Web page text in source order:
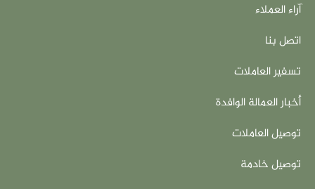
آراء العملاء
اتصل بنا
تسفير العاملات
أخبار العمالة الوافدة
توصيل العاملات
توصيل خادمة